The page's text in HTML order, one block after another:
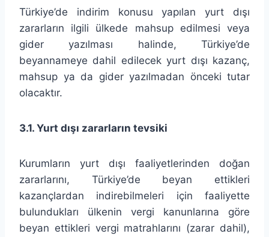
Türkiye’de indirim konusu yapılan yurt dışı
zararların ilgili ülkede mahsup edilmesi veya
gider yazılması halinde, Türkiye’de
beyannameye dahil edilecek yurt dışı kazanç,
mahsup ya da gider yazılmadan önceki tutar
olacaktır.
3.1. Yurt dışı zararların tevsiki
Kurumların yurt dışı faaliyetlerinden doğan
zararlarını, Türkiye’de beyan ettikleri
kazançlardan indirebilmeleri için faaliyette
bulundukları ülkenin vergi kanunlarına göre
beyan ettikleri vergi matrahlarını (zarar dahil),